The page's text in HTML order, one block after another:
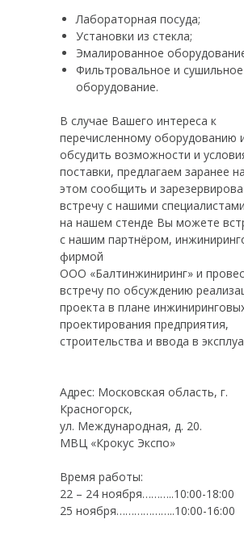
Лабораторная посуда;
Установки из стекла;
Эмалированное
Фильтровальное и сушильное
оборудование.
В случае Вашего интереса к
перечисленному оборудованию
обсудить возможности и
поставки, предлагаем заранее
этом сообщить и
встречу с нашими
на нашем стенде Вы можете
с нашим партнёром,
фирмой
ООО «Балтинжиниринг» и
встречу по обсуждению
проекта в плане
проектирования предприятия,
строительства и ввода в
Адрес: Московская область, г.
Красногорск,
ул. Международная, д. 20.
МВЦ «Крокус Экспо»
Время работы:
22 – 24 ноября………..10:00-18:00
25 ноября………………..10:00-16:00